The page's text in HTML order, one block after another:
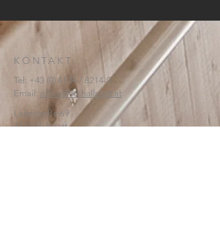
KONTAKT:
Tel: +43 (0) 6134 / 8214-0
Email: office@htl-hallstatt.at
Lahnstraße 69
4830 Hallstatt